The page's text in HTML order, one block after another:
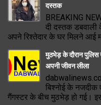
दस्तक
BREAKING
दी दस्तक डबवाली
अपने रिश्तेदार के घर मिलने आई
मुठभेड़ के दौरान पुलिस
अपनी जीवन लीला
बिश्नोई के नजदीक
गैंगस्टर के बीच मुठभेड़ हो गई।